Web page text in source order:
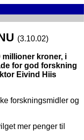
(3.10.02)
millioner kroner, i
for god forskning
Eivind Hiis
forskningsmidler og
mer penger til